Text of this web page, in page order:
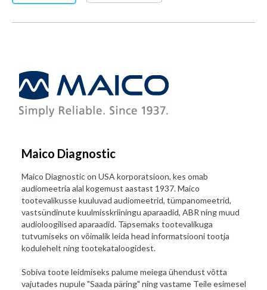
Maico Diagnostic
Maico Diagnostic on USA korporatsioon, kes omab
audiomeetria alal kogemust aastast 1937. Maico
tootevalikusse kuuluvad audiomeetrid, tümpanomeetrid,
vastsündinute kuulmisskriiningu aparaadid, ABR ning muud
audioloogilised aparaadid. Täpsemaks tootevalikuga
tutvumiseks on võimalik leida head informatsiooni tootja
kodulehelt ning tootekataloogidest.
Sobiva toote leidmiseks palume meiega ühendust võtta
vajutades nupule "Saada päring" ning vastame Teile esimesel